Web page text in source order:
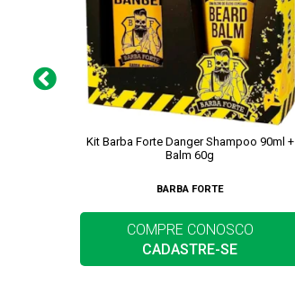
Kit Barba Forte Danger Shampoo 90ml +
Balm 60g
BARBA FORTE
COMPRE CONOSCO
CADASTRE-SE